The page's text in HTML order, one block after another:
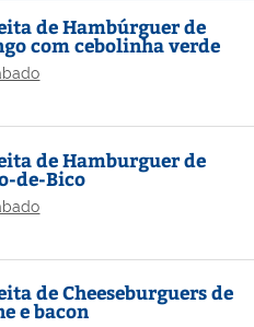
de Hambúrguer de
com cebolinha verde
de Hamburguer de
de-Bico
de Cheeseburguers de
e bacon